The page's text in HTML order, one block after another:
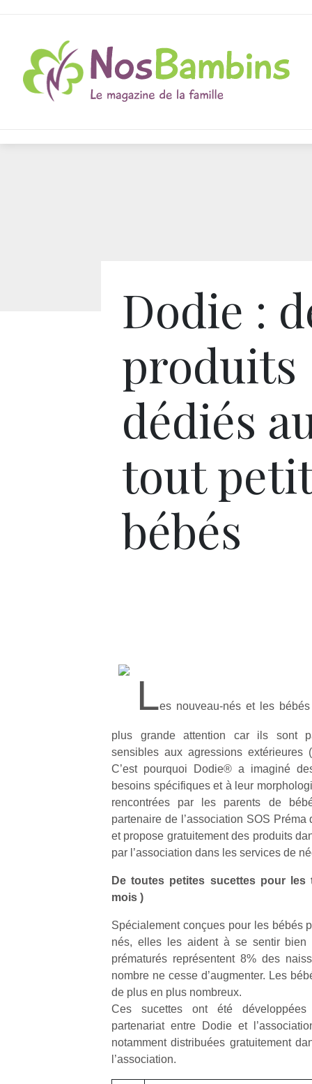
Dodie :
produits
dédiés
tout
bébés
Les nouveau-nés et les
plus grande attention car ils sont
sensibles aux agressions extérieures
C’est pourquoi Dodie® a imaginé
besoins spécifiques et à leur
rencontrées par les parents de
partenaire de l’association SOS
et propose gratuitement des produits
par l’association dans les services de
De toutes petites sucettes pour
mois )
Spécialement conçues pour les bébés
nés, elles les aident à se sentir bien
prématurés représentent 8% des
nombre ne cesse d’augmenter. Les
de plus en plus nombreux.
Ces sucettes ont été
partenariat entre Dodie et
notamment distribuées gratuitement
l’association.